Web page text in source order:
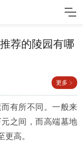
荐的陵园有哪
更多
有所不同。一般来
之间，而高端墓地
高。